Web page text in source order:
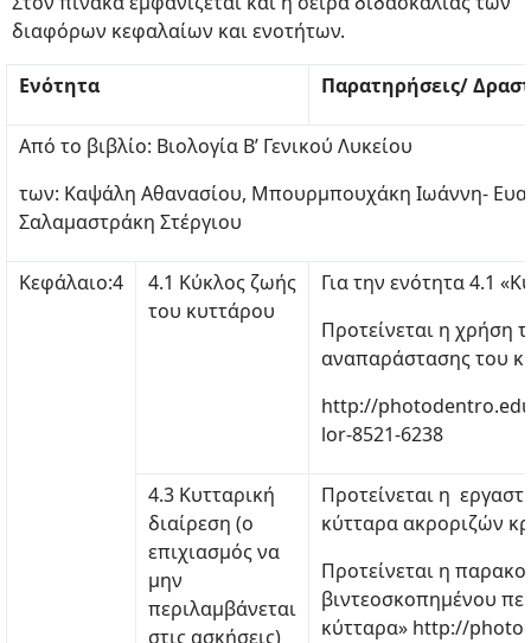
διαφόρων κεφαλαίων και ενοτήτων.
Ενότητα Παρατηρήσεις/
Από το βιβλίο: Βιολογία Β’ Γενικού Λυκείου
των: Καψάλη Αθανασίου, Μπουρμπουχάκη Ιωάννη-
Σαλαμαστράκη Στέργιου
Κεφάλαιο:4
4.1 Κύκλος ζωής
του κυττάρου
Για την ενότητα 4.1
Προτείνεται η χρήση
αναπαράστασης του
http://
lor-8521-6238
4.3 Κυτταρική
διαίρεση (ο
επιχιασμός να
μην
περιλαμβάνεται
στις ασκήσεις)
Προτείνεται η
κύτταρα ακροριζών
Προτείνεται η
βιντεοσκοπημένου
κύτταρα» http://